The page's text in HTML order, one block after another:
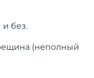
без.
(неполный